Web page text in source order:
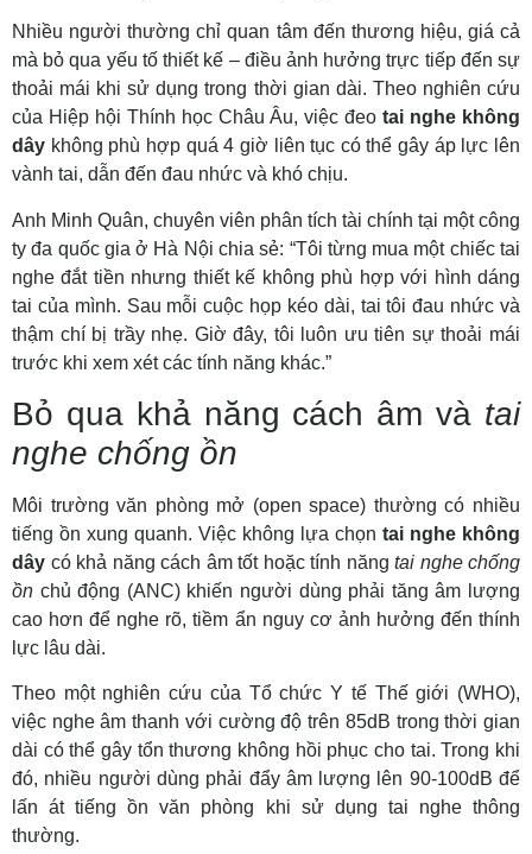
Nhiều người thường chỉ quan tâm đến thương hiệu, giá cả
mà bỏ qua yếu tố thiết kế – điều ảnh hưởng trực tiếp đến sự
thoải mái khi sử dụng trong thời gian dài. Theo nghiên cứu
của Hiệp hội Thính học Châu Âu, việc đeotai nghe không
dây không phù hợp quá 4 giờ liên tục có thể gây áp lực lên
vành tai, dẫn đến đau nhức và khó chịu.
Anh Minh Quân, chuyên viên phân tích tài chính tại một công
ty đa quốc gia ở Hà Nội chia sẻ: “Tôi từng mua một chiếc tai
nghe đắt tiền nhưng thiết kế không phù hợp với hình dáng
tai của mình. Sau mỗi cuộc họp kéo dài, tai tôi đau nhức và
thậm chí bị trầy nhẹ. Giờ đây, tôi luôn ưu tiên sự thoải mái
trước khi xem xét các tính năng khác.”
Bỏ qua khả năng cách âm và tai
nghe chống ồn
Môi trường văn phòng mở (open space) thường có nhiều
tiếng ồn xung quanh. Việc không lựa chọn tai nghe không
dây có khả năng cách âm tốt hoặc tính năng tai nghe chống
ồn chủ động (ANC) khiến người dùng phải tăng âm lượng
cao hơn để nghe rõ, tiềm ẩn nguy cơ ảnh hưởng đến thính
lực lâu dài.
Theo một nghiên cứu của Tổ chức Y tế Thế giới (WHO),
việc nghe âm thanh với cường độ trên 85dB trong thời gian
dài có thể gây tổn thương không hồi phục cho tai. Trong khi
đó, nhiều người dùng phải đẩy âm lượng lên 90-100dB để
lấn át tiếng ồn văn phòng khi sử dụng tai nghe thông
thường.